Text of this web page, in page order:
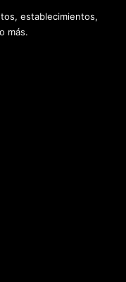
establecimientos,
más.